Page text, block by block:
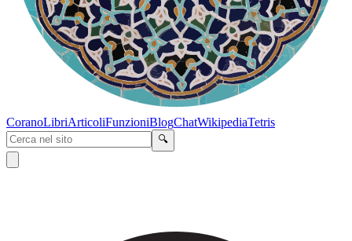
CoranoLibriArticoliFunzioniBlogChatWikipediaTetris
🔍